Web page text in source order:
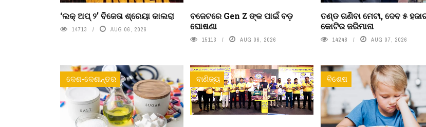
‘ଲକ୍ ଅପ୍ ୨’ ବିଜେତା ଶ୍ରେୟା କାଲରା
14713 AUG 06, 2026
ବଜେଟରେ Gen Z ଙ୍କ ପାଇଁ ବଡ଼
ଘୋଷଣା
15113 AUG 06, 2026
ତଣ୍ଡ ଗଣିବା ମେଟା, ଦେବ ୫
କୋଟିର ଜରିମାନା
14248 AUG 07, 2026
ଦେଶ-ଦେଶାନ୍ତର ବାଣିଜ୍ୟ ବିଶେଷ